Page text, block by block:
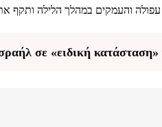
והעמקים במהלך הלילה ותקף
σε «ειδική κατάσταση»